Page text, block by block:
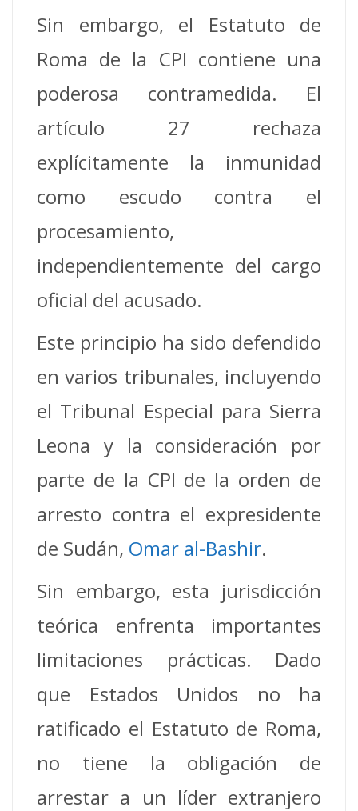
Sin embargo, el Estatuto de
Roma de la CPI contiene una
poderosa contramedida. El
artículo 27 rechaza
explícitamente la inmunidad
como escudo contra el
procesamiento,
independientemente del cargo
oficial del acusado.
Este principio ha sido defendido
en varios tribunales, incluyendo
el Tribunal Especial para Sierra
Leona y la consideración por
parte de la CPI de la orden de
arresto contra el expresidente
de Sudán, Omar al-Bashir.
Sin embargo, esta jurisdicción
teórica enfrenta importantes
limitaciones prácticas. Dado
que Estados Unidos no ha
ratificado el Estatuto de Roma,
no tiene la obligación de
arrestar a un líder extranjero